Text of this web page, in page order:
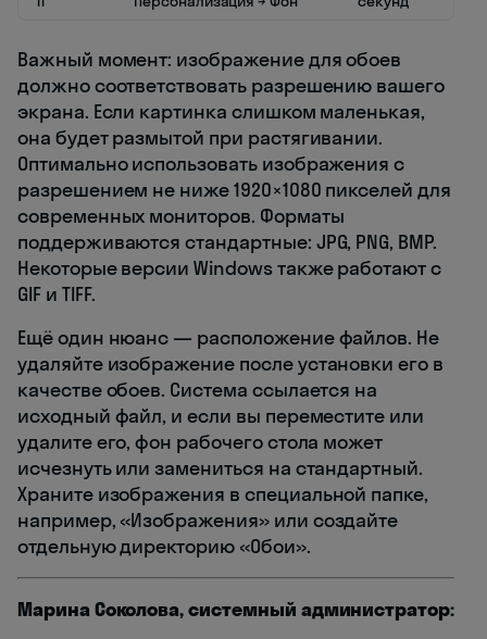
Важный момент: изображение для обоев
должно соответствовать разрешению вашего
экрана. Если картинка слишком маленькая,
она будет размытой при растягивании.
Оптимально использовать изображения с
разрешением не ниже 1920×1080 пикселей для
современных мониторов. Форматы
поддерживаются стандартные: JPG, PNG, BMP.
Некоторые версии Windows также работают с
GIF и TIFF.
Ещё один нюанс — расположение файлов. Не
удаляйте изображение после установки его в
качестве обоев. Система ссылается на
исходный файл, и если вы переместите или
удалите его, фон рабочего стола может
исчезнуть или замениться на стандартный.
Храните изображения в специальной папке,
например, «Изображения» или создайте
отдельную директорию «Обои».
Марина Соколова, системный администратор: